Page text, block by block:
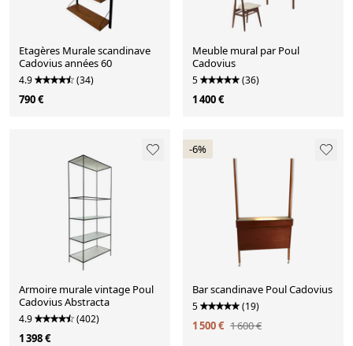
Etagères Murale scandinave
Cadovius années 60
4.9 (34)
790 €
Meuble mural par Poul
Cadovius
5 (36)
1 400 €
Armoire murale vintage Poul
Cadovius Abstracta
4.9 (402)
1 398 €
-6%
Bar scandinave Poul Cadovius
5 (19)
1 500 € 1 600 €